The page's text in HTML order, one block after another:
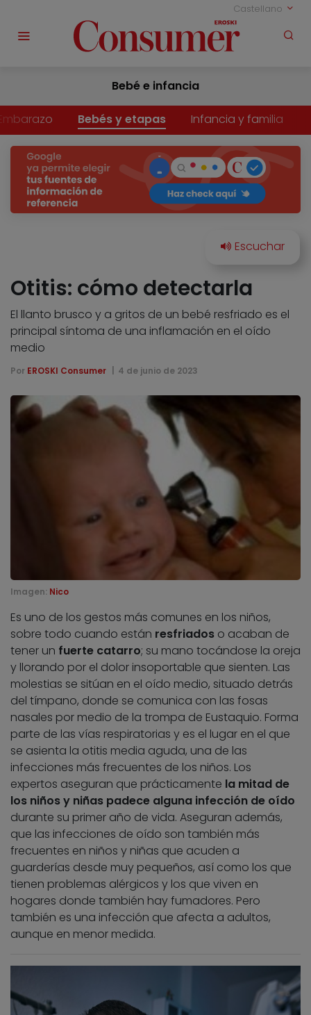
Castellano
Bebé e infancia
Bebés y etapas Infancia y familia
Otitis: cómo detectarla
El llanto brusco y a gritos de un bebé resfriado es el
principal síntoma de una inflamación en el oído
medio
Por EROSKI Consumer 4 de junio de 2023
Imagen: Nico
Es uno de los gestos más comunes en los niños,
sobre todo cuando están resfriados o acaban de
tener un fuerte catarro; su mano tocándose la oreja
y llorando por el dolor insoportable que sienten. Las
molestias se sitúan en el oído medio, situado detrás
del tímpano, donde se comunica con las fosas
nasales por medio de la trompa de Eustaquio. Forma
parte de las vías respiratorias y es el lugar en el que
se asienta la otitis media aguda, una de las
infecciones más frecuentes de los niños. Los
expertos aseguran que prácticamente la mitad de
los niños y niñas padece alguna infección de oído
durante su primer año de vida. Aseguran además,
que las infecciones de oído son también más
frecuentes en niños y niñas que acuden a
guarderías desde muy pequeños, así como los que
tienen problemas alérgicos y los que viven en
hogares donde también hay fumadores. Pero
también es una infección que afecta a adultos,
aunque en menor medida.